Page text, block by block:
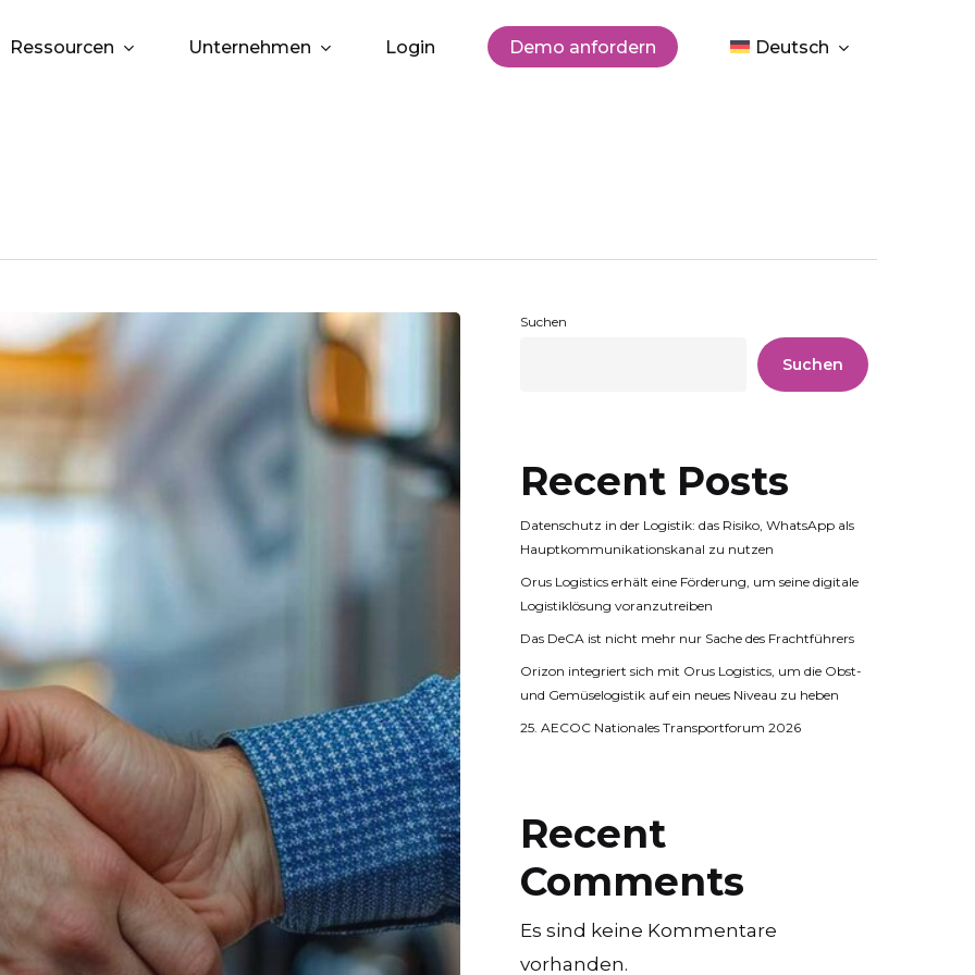
Ressourcen Unternehmen Login Demo anfordern Deutsch
Suchen
Suchen
Recent Posts
Datenschutz in der Logistik: das Risiko, WhatsApp als
Hauptkommunikationskanal zu nutzen
Orus Logistics erhält eine Förderung, um seine digitale
Logistiklösung voranzutreiben
Das DeCA ist nicht mehr nur Sache des Frachtführers
Orizon integriert sich mit Orus Logistics, um die Obst-
und Gemüselogistik auf ein neues Niveau zu heben
25. AECOC Nationales Transportforum 2026
Recent
Comments
Es sind keine Kommentare
vorhanden.